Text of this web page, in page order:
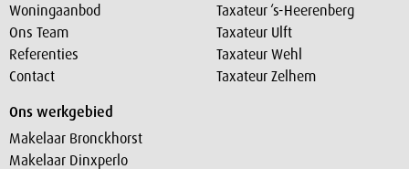
Woningaanbod
Ons Team
Referenties
Contact
Taxateur ‘s-Heerenberg
Taxateur Ulft
Taxateur Wehl
Taxateur Zelhem
Ons werkgebied
Makelaar Bronckhorst
Makelaar Dinxperlo